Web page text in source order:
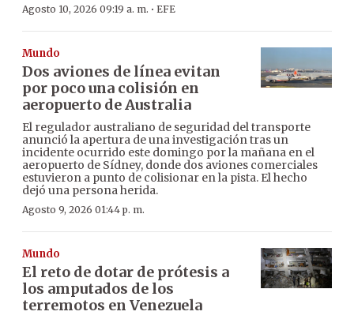
Agosto 10, 2026 09:19 a. m. · EFE
Mundo
Dos aviones de línea evitan
por poco una colisión en
aeropuerto de Australia
El regulador australiano de seguridad del transporte
anunció la apertura de una investigación tras un
incidente ocurrido este domingo por la mañana en el
aeropuerto de Sídney, donde dos aviones comerciales
estuvieron a punto de colisionar en la pista. El hecho
dejó una persona herida.
Agosto 9, 2026 01:44 p. m.
Mundo
El reto de dotar de prótesis a
los amputados de los
terremotos en Venezuela